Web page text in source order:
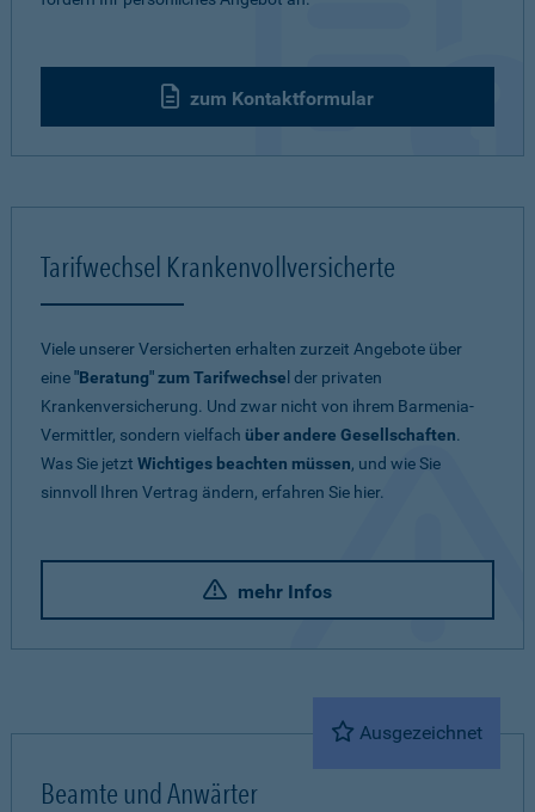
zum Kontaktformular
Tarifwechsel Krankenvollversicherte
Viele unserer Versicherten erhalten zurzeit Angebote über
eine"Beratung" zum Tarifwechse l der privaten
Krankenversicherung. Und zwar nicht von ihrem Barmenia-
Vermittler, sondern vielfach über andere Gesellschaften.
Was Sie jetzt Wichtiges beachten müssen, und wie Sie
sinnvoll Ihren Vertrag ändern, erfahren Sie hier.
mehr Infos
Ausgezeichnet
Beamte und Anwärter